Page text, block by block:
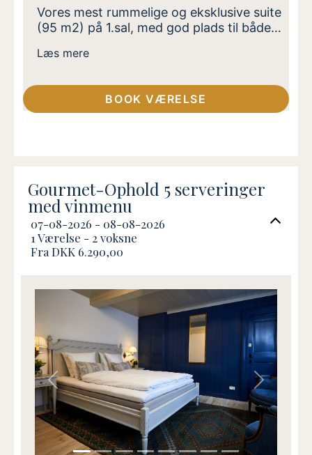
Vores mest rummelige og eksklusive suite
(95 m2) på 1.sal, med god plads til både
jer, der rejser som par, med større børn
uden at gå på kompromis med
komforten. Indrettet med to
omgivelser. Adgang til sauna.
Læs mere
BOOK VÆRELSE
Gourmet-Ophold 5 serveringer
med vinmenu
07-08-2026 - 08-08-2026
1 Værelse - 2voksne
Fra DKK 6.290,00
Previous Next